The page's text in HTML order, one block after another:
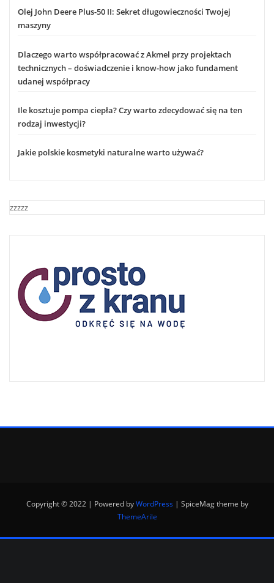
Olej John Deere Plus-50 II: Sekret długowieczności Twojej
maszyny
Dlaczego warto współpracować z Akmel przy projektach
technicznych – doświadczenie i know-how jako fundament
udanej współpracy
Ile kosztuje pompa ciepła? Czy warto zdecydować się na ten
rodzaj inwestycji?
Jakie polskie kosmetyki naturalne warto używać?
zzzzz
Copyright © 2022 | Powered byWordPress | SpiceMag theme by
ThemeArile